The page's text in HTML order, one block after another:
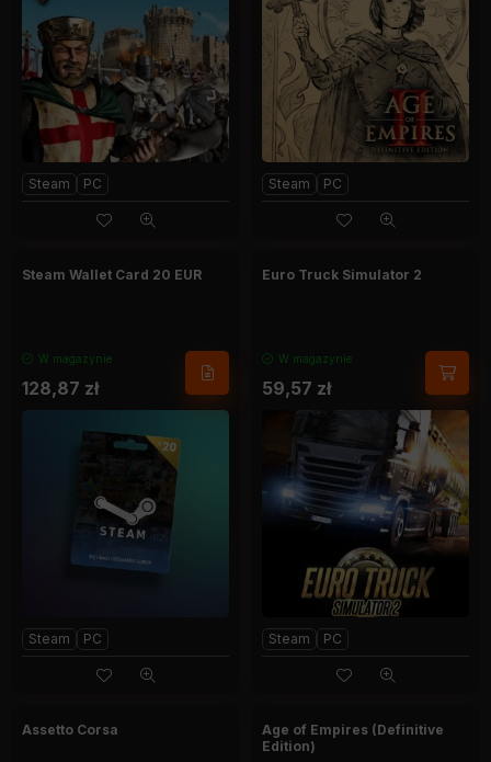
Steam PC Steam PC
Steam Wallet Card 20 EUR
W magazynie
128,87 zł
Steam PC
Euro Truck Simulator 2
W magazynie
59,57 zł
Steam PC
Assetto Corsa
Age of Empires (Definitive
Edition)